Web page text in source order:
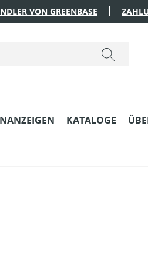
VON GREENBASE
KATALOGE